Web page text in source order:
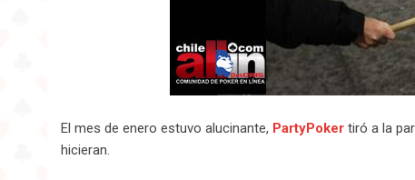
El mes de enero estuvo alucinante, PartyPoker tiró a la
hicieran.